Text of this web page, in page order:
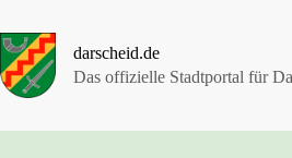
springen
darscheid.de
Das offizielle Stadtportal für